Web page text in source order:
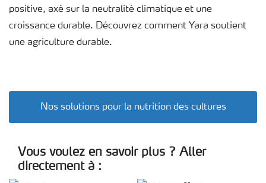
positive, axé sur la neutralité climatique et une
croissance durable. Découvrez comment Yara soutient
une agriculture durable.
Nos solutions pour la nutrition des cultures
Vous voulez en savoir plus ? Aller
directement à :